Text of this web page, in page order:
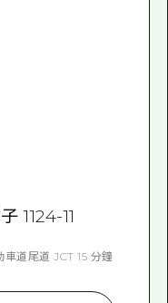
1124-11
道尾道 JCT 15 分鐘